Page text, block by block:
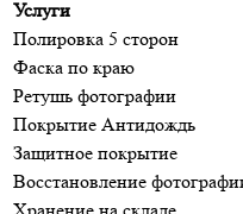
Услуги
Полировка 5 сторон
Фаска по краю
Ретушь фотографии
Покрытие Антидождь
Защитное покрытие
Восстановление